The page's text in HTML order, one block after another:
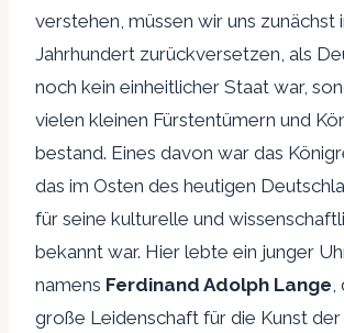
verstehen, müssen wir uns zunächst
Jahrhundert zurückversetzen, als
noch kein einheitlicher Staat war,
vielen kleinen Fürstentümern und
bestand. Eines davon war das
das im Osten des heutigen
für seine kulturelle und
bekannt war. Hier lebte ein junger
namens Ferdinand Adolph Lange,
große Leidenschaft für die Kunst